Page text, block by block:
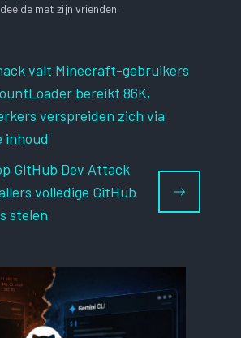
deelde met zijn vrienden.
valt Minecraft-gebruikers
bereikt 86K,
verspreiden zich via
inhoud
GitHub Dev Attack
volledige GitHub
stelen